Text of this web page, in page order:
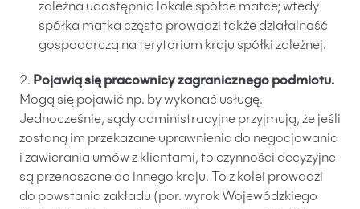
zależna udostępnia lokale spółce matce; wtedy
spółka matka często prowadzi także działalność
gospodarczą na terytorium kraju spółki zależnej.
2. Pojawią się pracownicy zagranicznego podmiotu.
Mogą się pojawić np. by wykonać usługę.
Jednocześnie, sądy administracyjne przyjmują, że jeśli
zostaną im przekazane uprawnienia do negocjowania
i zawierania umów z klientami, to czynności decyzyjne
są przenoszone do innego kraju. To z kolei prowadzi
do powstania zakładu (por. wyrok Wojewódzkiego